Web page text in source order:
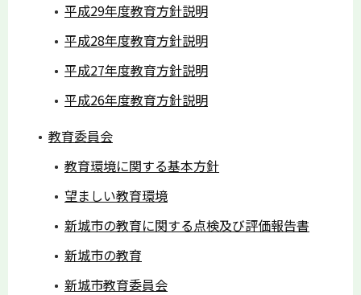
平成29年度教育方針説明
平成28年度教育方針説明
平成27年度教育方針説明
平成26年度教育方針説明
教育委員会
教育環境に関する基本方針
望ましい教育環境
新城市の教育に関する点検及び評価報告書
新城市の教育
新城市教育委員会